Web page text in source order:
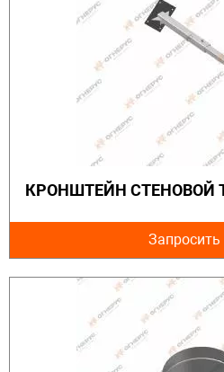
КРОНШТЕЙН СТЕНОВОЙ
Запросить